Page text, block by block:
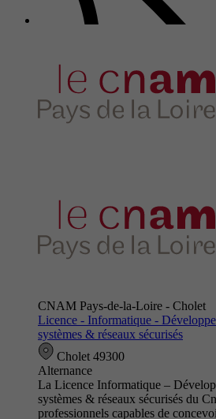
CNAM Pays-de-la-Loire - Cholet
Licence - Informatique -
systèmes & réseaux sécurisés
Cholet 49300
Alternance
La Licence Informatique –
systèmes & réseaux sécurisés du
professionnels capables de